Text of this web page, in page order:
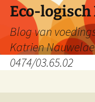
Skip
content
Eco-logisch
Blog van
Katrien
0474/03.65.02